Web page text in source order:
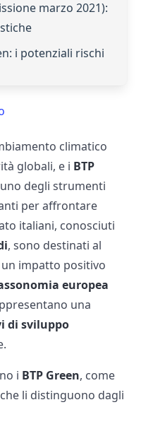
marzo 2021):
i potenziali rischi
climatico
globali, e i BTP
degli strumenti
per affrontare
italiani, conosciuti
, sono destinati al
impatto positivo
europea
una
di sviluppo
i BTP Green, come
li distinguono dagli